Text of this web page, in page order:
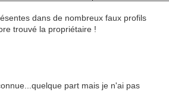
dans de nombreux faux profils
trouvé la propriétaire !
part mais je n'ai pas